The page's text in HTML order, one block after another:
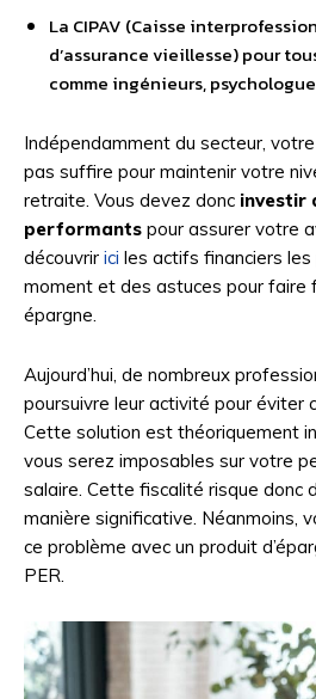
La CIPAV (Caisse
d’assurance vieillesse) pour
comme ingénieurs,
Indépendamment du secteur,
pas suffire pour maintenir votre
retraite. Vous devez donc investir
performants pour assurer votre
découvrir ici les actifs financiers
moment et des astuces pour faire
épargne.
Aujourd’hui, de nombreux
poursuivre leur activité pour éviter
Cette solution est théoriquement
vous serez imposables sur votre
salaire. Cette fiscalité risque donc
manière significative. Néanmoins,
ce problème avec un produit
PER.